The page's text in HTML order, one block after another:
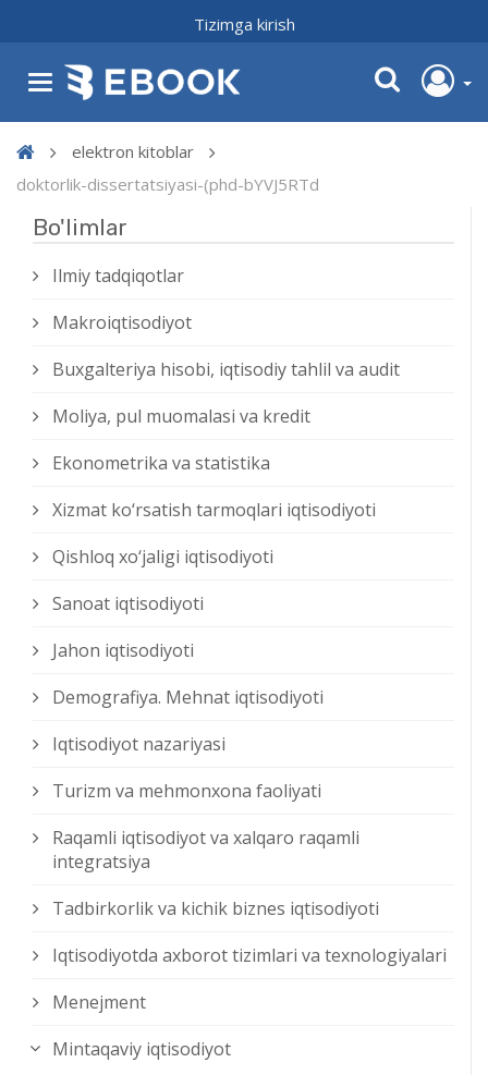
Tizimga kirish
elektron kitoblar
doktorlik-dissertatsiyasi-(phd-bYVJ5RTd
Bo'limlar
Ilmiy tadqiqotlar
Makroiqtisodiyot
Buxgalteriya hisobi, iqtisodiy tahlil va audit
Moliya, pul muomalasi va kredit
Ekonometrika va statistika
Xizmat kо‘rsatish tarmoqlari iqtisodiyoti
Qishloq xо‘jaligi iqtisodiyoti
Sanoat iqtisodiyoti
Jahon iqtisodiyoti
Demografiya. Mehnat iqtisodiyoti
Iqtisodiyot nazariyasi
Turizm va mehmonxona faoliyati
Raqamli iqtisodiyot va xalqaro raqamli
integratsiya
Tadbirkorlik va kichik biznes iqtisodiyoti
Iqtisodiyotda axborot tizimlari va texnologiyalari
Menejment
Mintaqaviy iqtisodiyot